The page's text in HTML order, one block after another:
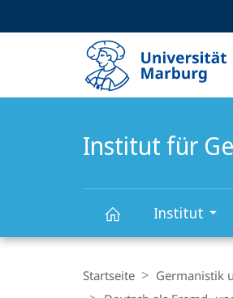
Institut für
Institut
Hauptinhalt
Navigation
Startseite Germanistik